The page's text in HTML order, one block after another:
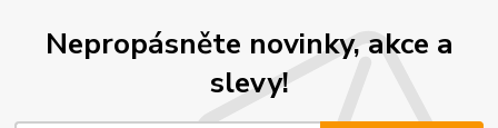
Nepropásněte novinky, akce a
slevy!